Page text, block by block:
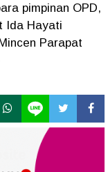
pimpinan OPD,
Ida Hayati
Parapat